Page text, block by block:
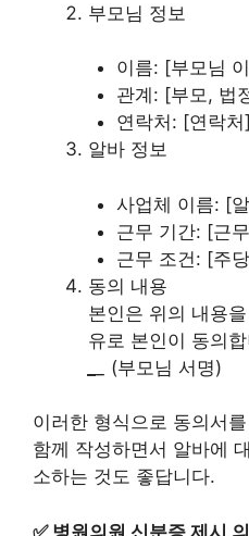
부모님 정보
이름: [부모님
관계: [부모, 법
연락처: [연락처]
알바 정보
사업체 이름: [
근무 기간: [근
근무 조건: [주
동의 내용
본인은 위의 내용
유로 본인이 동의
(부모님 서명)
이러한 형식으로 동의서
함께 작성하면서 알바에
소하는 것도 좋답니다.
✅ 병원의원 신분증 제시